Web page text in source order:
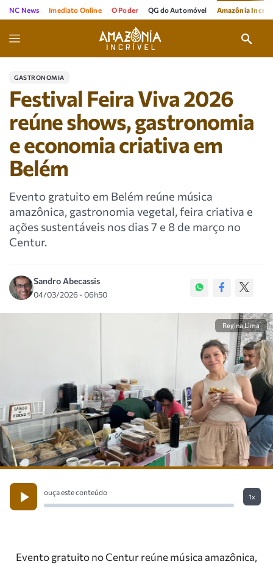
NC News Imediato Online O Poder QG do Automóvel Amazônia
GASTRONOMIA
Festival Feira Viva 2026
reúne shows, gastronomia
e economia criativa em
Belém
Evento gratuito em Belém reúne música
amazônica, gastronomia vegetal, feira criativa e
ações sustentáveis nos dias 7 e 8 de março no
Centur.
Sandro Abecassis
04/03/2026 - 06h50
Regina Lima
ouça este conteúdo
1x
Evento gratuito no Centur reúne música amazônica,